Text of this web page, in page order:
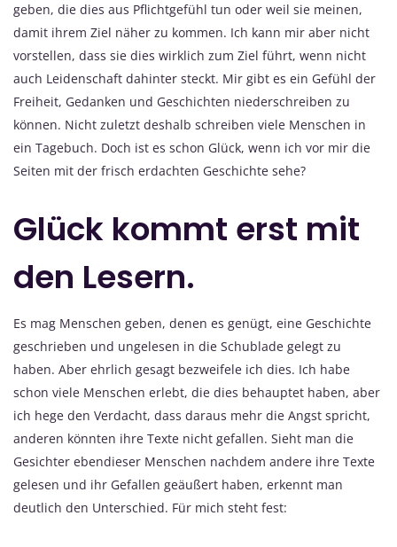
geben, die dies aus Pflichtgefühl tun oder weil sie meinen,
damit ihrem Ziel näher zu kommen. Ich kann mir aber nicht
vorstellen, dass sie dies wirklich zum Ziel führt, wenn nicht
auch Leidenschaft dahinter steckt. Mir gibt es ein Gefühl der
Freiheit, Gedanken und Geschichten niederschreiben zu
können. Nicht zuletzt deshalb schreiben viele Menschen in
ein Tagebuch. Doch ist es schon Glück, wenn ich vor mir die
Seiten mit der frisch erdachten Geschichte sehe?
Glück kommt erst mit
den Lesern.
Es mag Menschen geben, denen es genügt, eine Geschichte
geschrieben und ungelesen in die Schublade gelegt zu
haben. Aber ehrlich gesagt bezweifele ich dies. Ich habe
schon viele Menschen erlebt, die dies behauptet haben, aber
ich hege den Verdacht, dass daraus mehr die Angst spricht,
anderen könnten ihre Texte nicht gefallen. Sieht man die
Gesichter ebendieser Menschen nachdem andere ihre Texte
gelesen und ihr Gefallen geäußert haben, erkennt man
deutlich den Unterschied. Für mich steht fest: